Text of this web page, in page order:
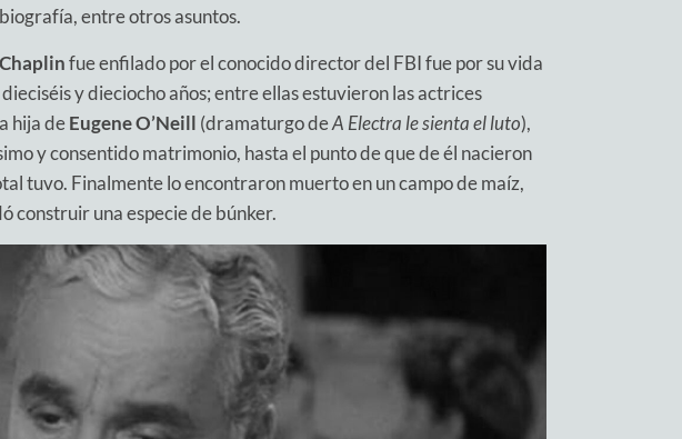
entre otros asuntos.
Chaplinfue enfilado por el conocido director del FBI fue por su vida
y dieciocho años; entre ellas estuvieron las actrices
hija deEugene O’Neill (dramaturgo deA Electra le sienta el luto),
y consentido matrimonio, hasta el punto de que de él nacieron
tuvo. Finalmente lo encontraron muerto en un campo de maíz,
construir una especie de búnker.